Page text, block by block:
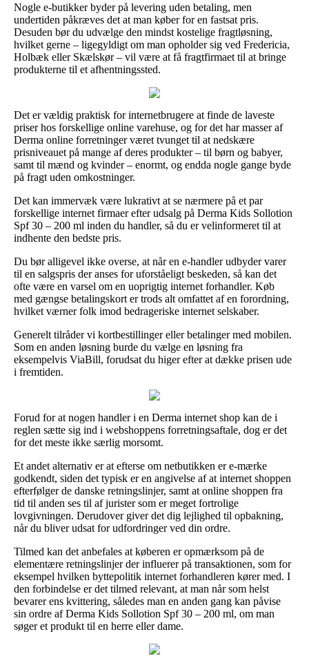
Nogle e-butikker byder på levering uden betaling, men
undertiden påkræves det at man køber for en fastsat pris.
Desuden bør du udvælge den mindst kostelige fragtløsning,
hvilket gerne – ligegyldigt om man opholder sig ved Fredericia,
Holbæk eller Skælskør – vil være at få fragtfirmaet til at bringe
produkterne til et afhentningssted.
Det er vældig praktisk for internetbrugere at finde de laveste
priser hos forskellige online varehuse, og for det har masser af
Derma online forretninger været tvunget til at nedskære
prisniveauet på mange af deres produkter – til børn og babyer,
samt til mænd og kvinder – enormt, og endda nogle gange byde
på fragt uden omkostninger.
Det kan immervæk være lukrativt at se nærmere på et par
forskellige internet firmaer efter udsalg på Derma Kids Sollotion
Spf 30 – 200 ml inden du handler, så du er velinformeret til at
indhente den bedste pris.
Du bør alligevel ikke overse, at når en e-handler udbyder varer
til en salgspris der anses for uforståeligt beskeden, så kan det
ofte være en varsel om en uoprigtig internet forhandler. Køb
med gængse betalingskort er trods alt omfattet af en forordning,
hvilket værner folk imod bedrageriske internet selskaber.
Generelt tilråder vi kortbestillinger eller betalinger med mobilen.
Som en anden løsning burde du vælge en løsning fra
eksempelvis ViaBill, forudsat du higer efter at dække prisen ude
i fremtiden.
Forud for at nogen handler i en Derma internet shop kan de i
reglen sætte sig ind i webshoppens forretningsaftale, dog er det
for det meste ikke særlig morsomt.
Et andet alternativ er at efterse om netbutikken er e-mærke
godkendt, siden det typisk er en angivelse af at internet shoppen
efterfølger de danske retningslinjer, samt at online shoppen fra
tid til anden ses til af jurister som er meget fortrolige
lovgivningen. Derudover giver det dig lejlighed til opbakning,
når du bliver udsat for udfordringer ved din ordre.
Tilmed kan det anbefales at køberen er opmærksom på de
elementære retningslinjer der influerer på transaktionen, som for
eksempel hvilken byttepolitik internet forhandleren kører med. I
den forbindelse er det tilmed relevant, at man når som helst
bevarer ens kvittering, således man en anden gang kan påvise
sin ordre af Derma Kids Sollotion Spf 30 – 200 ml, om man
søger et produkt til en herre eller dame.